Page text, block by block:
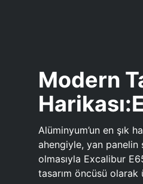
Modern
Alüminyum’un en şık
ahengiyle, yan panelin
olmasıyla Excalibur
tasarım öncüsü olarak